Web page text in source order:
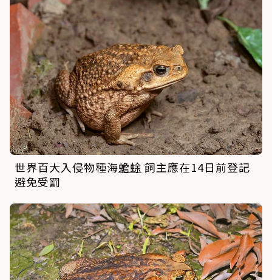
世界百大入侵物種海蟾蜍 飼主應在14日前登記
避免受罰